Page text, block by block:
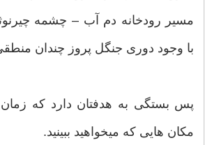
مسیر رودخانه دم آب – چشمه
با وجود دوری جنگل پروز چندان
پس بستگی به هدفتان دارد که
مکان هایی که میخواهید ببینید.